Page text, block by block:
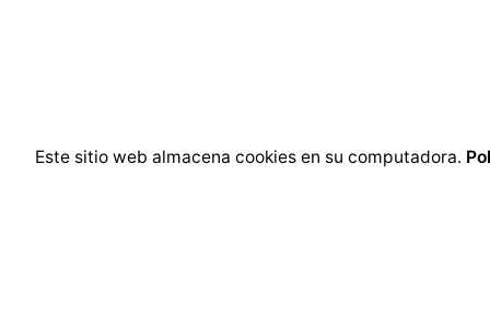
Este sitio web almacena cookies en su computadora.